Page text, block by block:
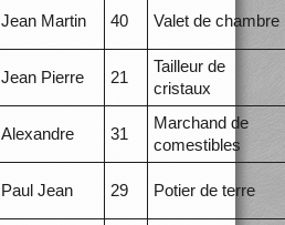
Jean Martin 40 Valet de chambre
Jean Pierre 21
Tailleur de
cristaux
Alexandre 31
Marchand de
comestibles
Paul Jean 29 Potier de terre